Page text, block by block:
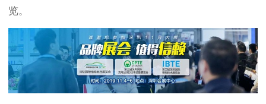
览。